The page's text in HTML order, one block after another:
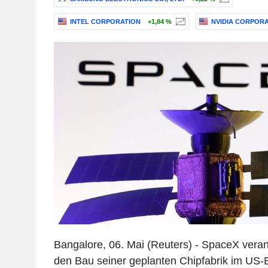
INTEL CORPORATION +1,84 % NVIDIA
Bangalore, 06. Mai (Reuters) - SpaceX
den Bau seiner geplanten Chipfabrik im US-